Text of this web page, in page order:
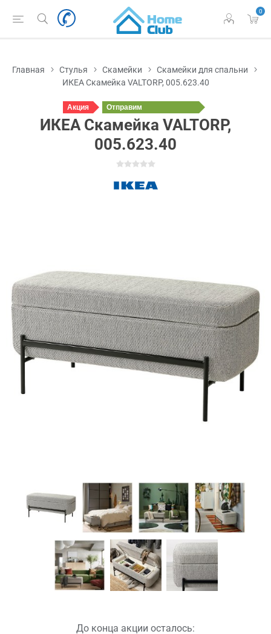
0
Главная Стулья Скамейки
Скамейки для спальни
ИКЕА Скамейка VALTORP, 005.623.40
Акция
Отправим
завтра
ИКЕА Скамейка VALTORP,
005.623.40
До конца акции осталось: